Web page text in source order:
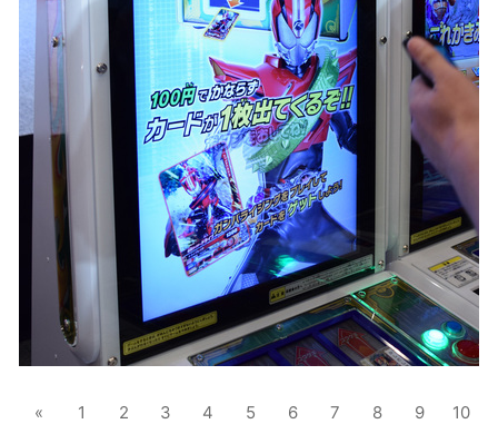
« 1 2 3 4 5 6 7 8 9
10